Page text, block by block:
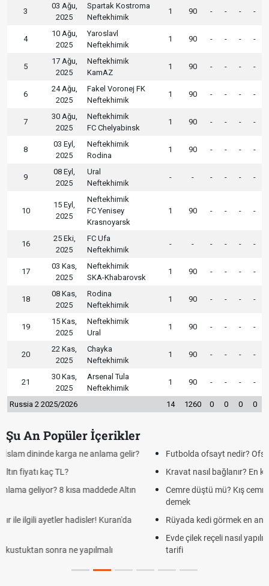
3
03 Ağu,
2025
Spartak Kostroma
Neftekhimik
1 90 - - - -
4
10 Ağu,
2025
Yaroslavl
Neftekhimik
1 90 - - - -
5
17 Ağu,
2025
Neftekhimik
KamAZ
1 90 - - - -
6
24 Ağu,
2025
Fakel Voronej FK
Neftekhimik
1 90 - - - -
7
30 Ağu,
2025
Neftekhimik
FC Chelyabinsk
1 90 - - - -
8
03 Eyl,
2025
Neftekhimik
Rodina
1 90 - - - -
9
08 Eyl,
2025
Ural
Neftekhimik
- - - - - -
10
15 Eyl,
2025
Neftekhimik
FC Yenisey
Krasnoyarsk
1 90 - - - -
16
25 Eki,
2025
FC Ufa
Neftekhimik
- - - - - -
17
03 Kas,
2025
Neftekhimik
SKA-Khabarovsk
1 90 - - - -
18
08 Kas,
2025
Rodina
Neftekhimik
1 90 - - - -
19
15 Kas,
2025
Neftekhimik
Ural
1 90 - - - -
20
22 Kas,
2025
Chayka
Neftekhimik
1 90 - - - -
21
30 Kas,
2025
Arsenal Tula
Neftekhimik
1 90 - - - -
Russia 2 2025/2026 14 1260 0 0 0 0
Şu An Popüler İçerikler
Futbolda ofsayt nedir? Ofsayt nasıl anlatılır?
Kravat nasıl bağlanır? En kolay kravat bağlama yöntemi
Cemre düştü mü? Kış cemresi ne zaman düşer? Cemre düştü ne
Rüyada kedi görmek en anlama geliyor? Kedi rüya tabiri
Evde çilek reçeli nasıl yapılır? Kimsenin bilmediği farklı çilek reçeli
tarifi